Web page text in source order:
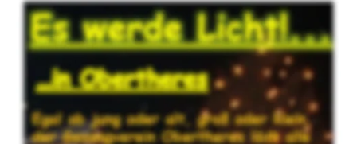
2018 - The most beautiful story
Weihnachtskantate für Chor, Solisten, Piano, Violine und
Dieses Konzert haben wir am 6. Januar 2019 in der Kirche St.
Bartholomäus in Oberwerrn wiederholt.
Hier auf YouTube anschauen